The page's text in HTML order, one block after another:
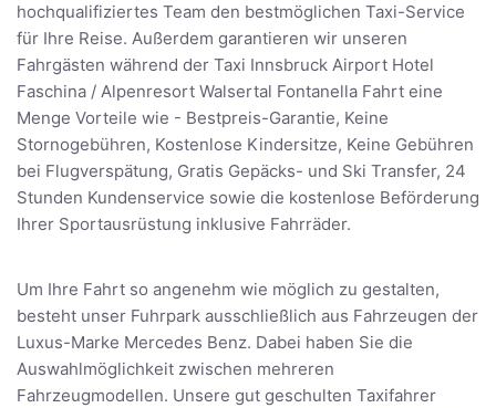
hochqualifiziertes Team den bestmöglichen Taxi-Service
für Ihre Reise. Außerdem garantieren wir unseren
Fahrgästen während der Taxi Innsbruck Airport Hotel
Faschina / Alpenresort Walsertal Fontanella Fahrt eine
Menge Vorteile wie - Bestpreis-Garantie, Keine
Stornogebühren, Kostenlose Kindersitze, Keine Gebühren
bei Flugverspätung, Gratis Gepäcks- und Ski Transfer, 24
Stunden Kundenservice sowie die kostenlose Beförderung
Ihrer Sportausrüstung inklusive Fahrräder.
Um Ihre Fahrt so angenehm wie möglich zu gestalten,
besteht unser Fuhrpark ausschließlich aus Fahrzeugen der
Luxus-Marke Mercedes Benz. Dabei haben Sie die
Auswahlmöglichkeit zwischen mehreren
Fahrzeugmodellen. Unsere gut geschulten Taxifahrer